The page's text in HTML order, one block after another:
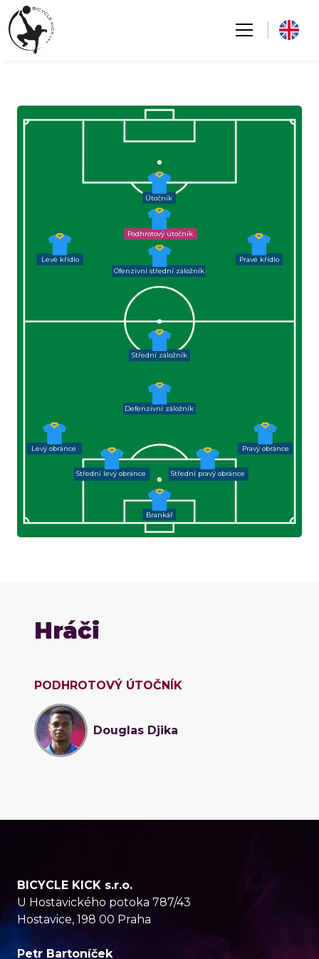
Brankář
Pravý obránce
Levý obránce
Defenzivní záložník
Střední záložník
Levé křídlo
Podhrotový útočník
Útočník
Pravé křídlo
Ofenzivní střední záložník
Střední pravý obránce
Střední levý obránce
Hráči
PODHROTOVÝ ÚTOČNÍK
Douglas Djika
BICYCLE KICK s.r.o.
U Hostavického potoka 787/43
Hostavice, 198 00 Praha
Petr Bartoníček